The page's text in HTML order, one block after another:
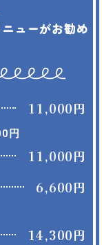
ューがお勧め
11,000円
円
11,000円
6,600円
14,300円